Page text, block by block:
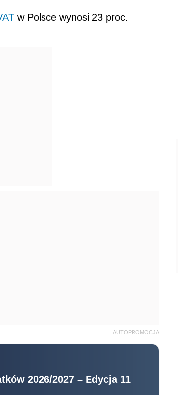
w Polsce wynosi 23 proc.
AUTOPROMOCJA
2026/2027 – Edycja 11